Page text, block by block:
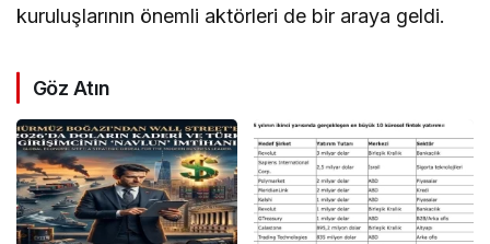
kuruluşlarının önemli aktörleri de bir araya geldi.
Göz Atın